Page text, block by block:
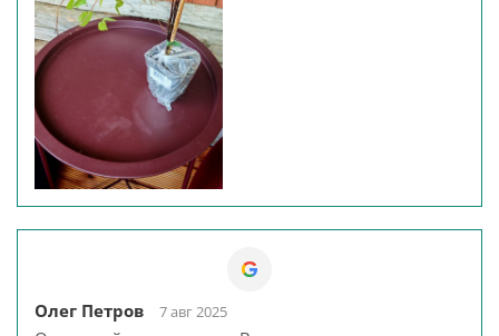
Олег Петров 7 авг 2025